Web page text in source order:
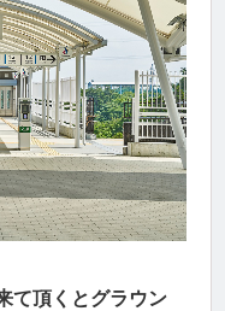
て頂くとグラウン